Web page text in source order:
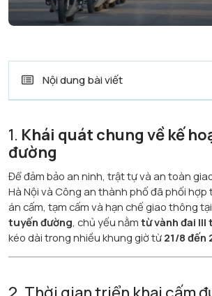
Nội dung bài viết
1. Khái quát chung về kế
đường
Để đảm bảo an ninh, trật tự và an toàn
Hà Nội và Công an thành phố đã phối hợp
án cấm, tạm cấm và hạn chế giao thông tại
tuyến đường, chủ yếu nằm từ vành đai
kéo dài trong nhiều khung giờ từ 21/8 đến